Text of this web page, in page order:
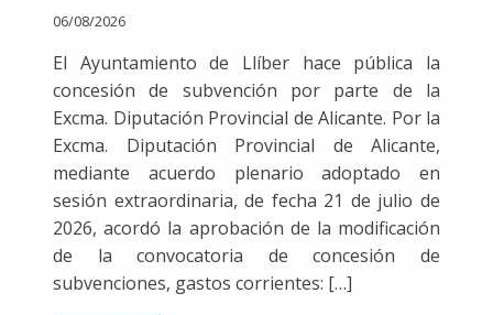
06/08/2026
El Ayuntamiento de Llíber hace pública la
concesión de subvención por parte de la
Excma. Diputación Provincial de Alicante. Por la
Excma. Diputación Provincial de Alicante,
mediante acuerdo plenario adoptado en
sesión extraordinaria, de fecha 21 de julio de
2026, acordó la aprobación de la modificación
de la convocatoria de concesión de
subvenciones, gastos corrientes: […]